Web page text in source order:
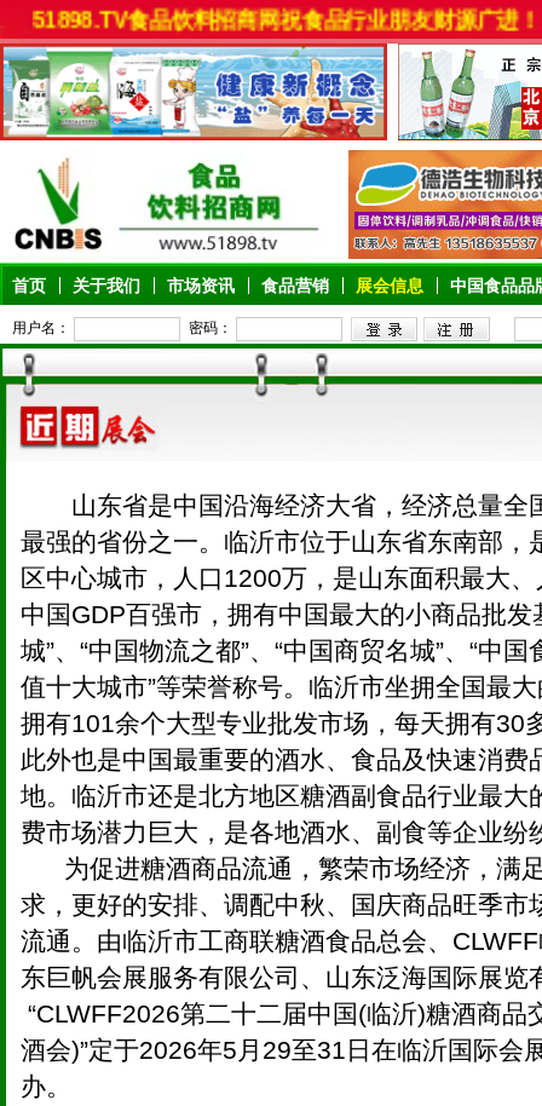
51898.TV食品饮料招商网祝食品行业朋友财源广
首页 关于我们 市场资讯 食品营销 展会信息 中国食品品
用户名： 密码：
山东省是中国沿海经济大省，经济总量全
最强的省份之一。临沂市位于山东省东南部，
区中心城市，人口1200万，是山东面积最大
中国GDP百强市，拥有中国最大的小商品批发
城”、“中国物流之都”、“中国商贸名城”、“中
值十大城市”等荣誉称号。临沂市坐拥全国最
拥有101余个大型专业批发市场，每天拥有30
此外也是中国最重要的酒水、食品及快速消费
地。临沂市还是北方地区糖酒副食品行业最大
费市场潜力巨大，是各地酒水、副食等企业纷
为促进糖酒商品流通，繁荣市场经济，满
求，更好的安排、调配中秋、国庆商品旺季市
流通。由临沂市工商联糖酒食品总会、
东巨帆会展服务有限公司、山东泛海国际
“CLWFF2026第二十二届中国(临沂)糖酒商品
酒会)”定于2026年5月29至31日在临沂国际会
办。